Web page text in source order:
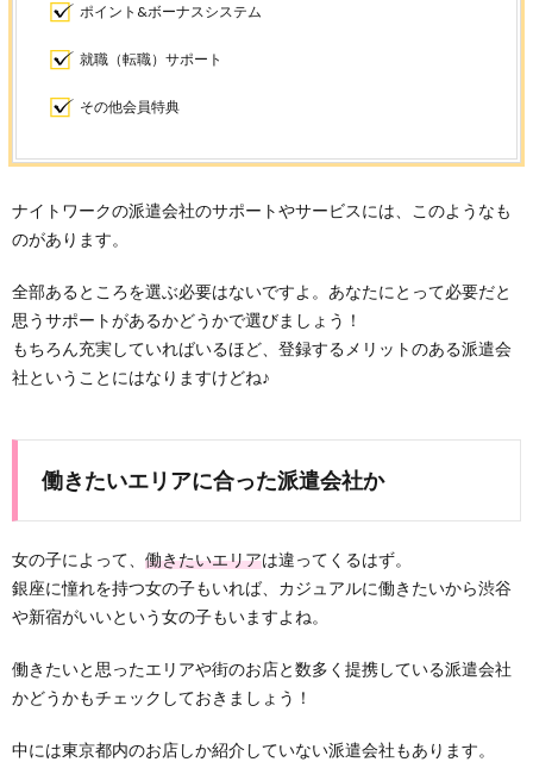
ポイント&ボーナスシステム
就職（転職）サポート
その他会員特典
ナイトワークの派遣会社のサポートやサービスには、このようなも
のがあります。
全部あるところを選ぶ必要はないですよ。あなたにとって必要だと
思うサポートがあるかどうかで選びましょう！
もちろん充実していればいるほど、登録するメリットのある派遣会
社ということにはなりますけどね♪
働きたいエリアに合った派遣会社か
女の子によって、 働きたいエリアは違ってくるはず。
銀座に憧れを持つ女の子もいれば、カジュアルに働きたいから渋谷
や新宿がいいという女の子もいますよね。
働きたいと思ったエリアや街のお店と数多く提携している派遣会社
かどうかもチェックしておきましょう！
中には東京都内のお店しか紹介していない派遣会社もあります。